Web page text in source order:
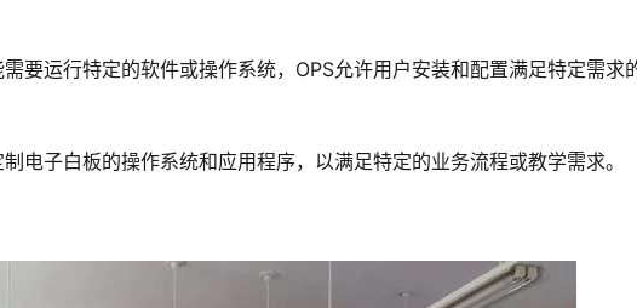
要运行特定的软件或操作系统，OPS允许用户安装和配置满足特定需求
电子白板的操作系统和应用程序，以满足特定的业务流程或教学需求。